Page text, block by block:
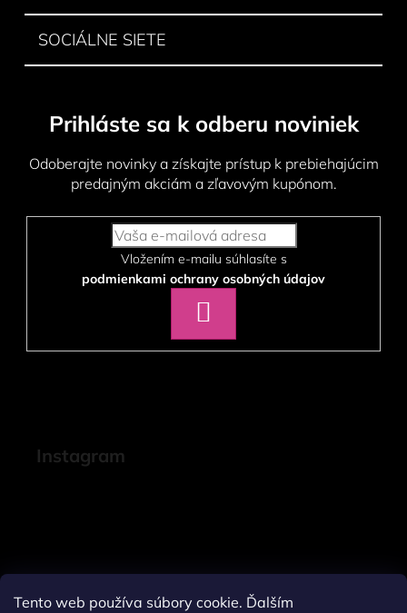
Tento web používa súbory cookie. Ďalším
SOCIÁLNE SIETE
Prihláste sa k odberu noviniek
Odoberajte novinky a získajte prístup k prebiehajúcim
predajným akciám a zľavovým kupónom.
podmienkami ochrany osobných údajov
SA
Instagram